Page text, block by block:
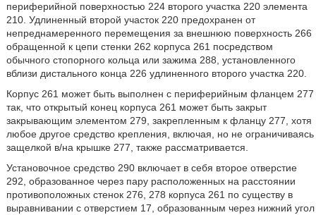
периферийной поверхностью 224 второго участка 220 элемента
210. Удлиненный второй участок 220 предохранен от
непреднамеренного перемещения за внешнюю поверхность 266
обращенной к цепи стенки 262 корпуса 261 посредством
обычного стопорного кольца или зажима 288, установленного
вблизи дистального конца 226 удлиненного второго участка 220.
Корпус 261 может быть выполнен с периферийным фланцем 277
так, что открытый конец корпуса 261 может быть закрыт
закрывающим элементом 279, закрепленным к фланцу 277, хотя
любое другое средство крепления, включая, но не ограничиваясь
защелкой в/на крышке 277, также рассматривается.
Установочное средство 290 включает в себя второе отверстие
292, образованное через пару расположенных на расстоянии
противоположных стенок 276, 278 корпуса 261 по существу в
выравнивании с отверстием 17, образованным через нижний угол